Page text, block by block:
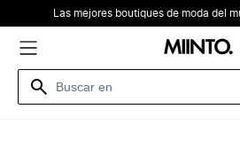
Las mejores boutiques de moda del